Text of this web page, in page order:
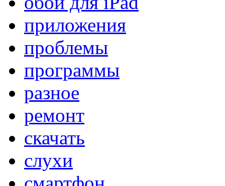
приложения
проблемы
программы
разное
ремонт
скачать
слухи